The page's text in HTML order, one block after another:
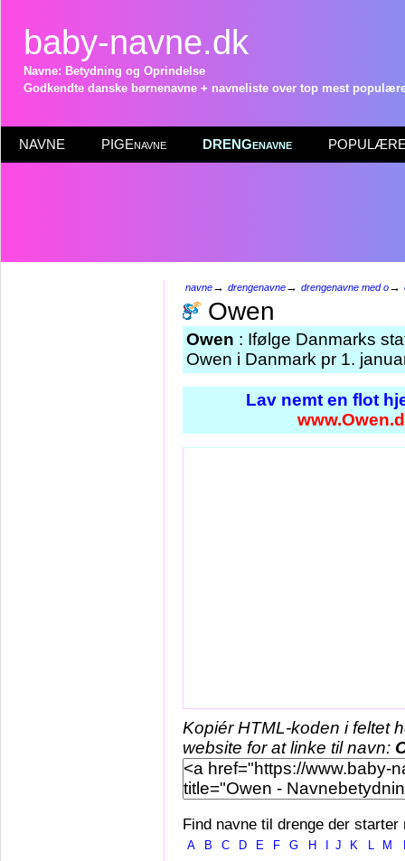
baby-navne.dk
Navne: Betydning og Oprindelse
Godkendte danske børnenavne + navneliste over top mest
NAVNE PIGEnavne DRENGenavne POPULÆRE
navne→ drengenavne→ drengenavne med o→
Owen
Owen : Ifølge Danmarks
Owen i Danmark pr 1.
Lav nemt en flot
Kopiér HTML-koden i feltet
website for at linke til navn:
Find navne til drenge der starter
A B C D E F G H J K L M